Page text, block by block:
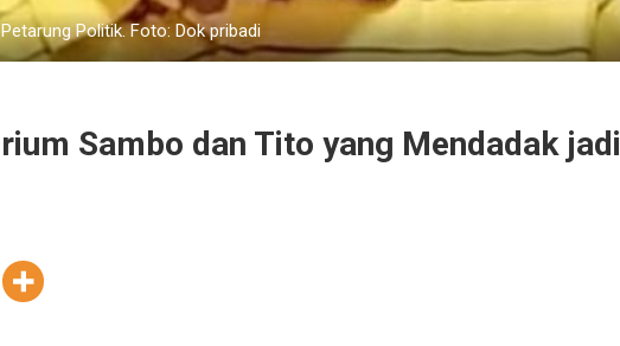
Politik. Foto: Dok pribadi
Sambo dan Tito yang Mendadak jadi